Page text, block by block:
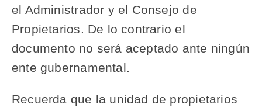
el Administrador y el Consejo de
Propietarios. De lo contrario el
documento no será aceptado ante ningún
ente gubernamental.
Recuerda que la unidad de propietarios